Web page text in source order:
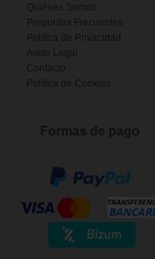
Quiénes Somos
Preguntas Frecuentes
Política de Privacidad
Aviso Legal
Contacto
Política de Cookies
Formas de pago